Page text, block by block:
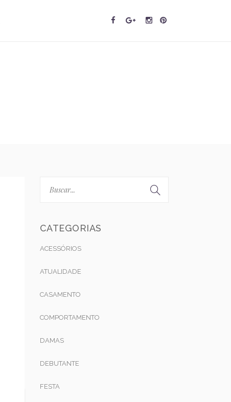
CATEGORIAS
ACESSÓRIOS
ATUALIDADE
CASAMENTO
COMPORTAMENTO
DAMAS
DEBUTANTE
FESTA